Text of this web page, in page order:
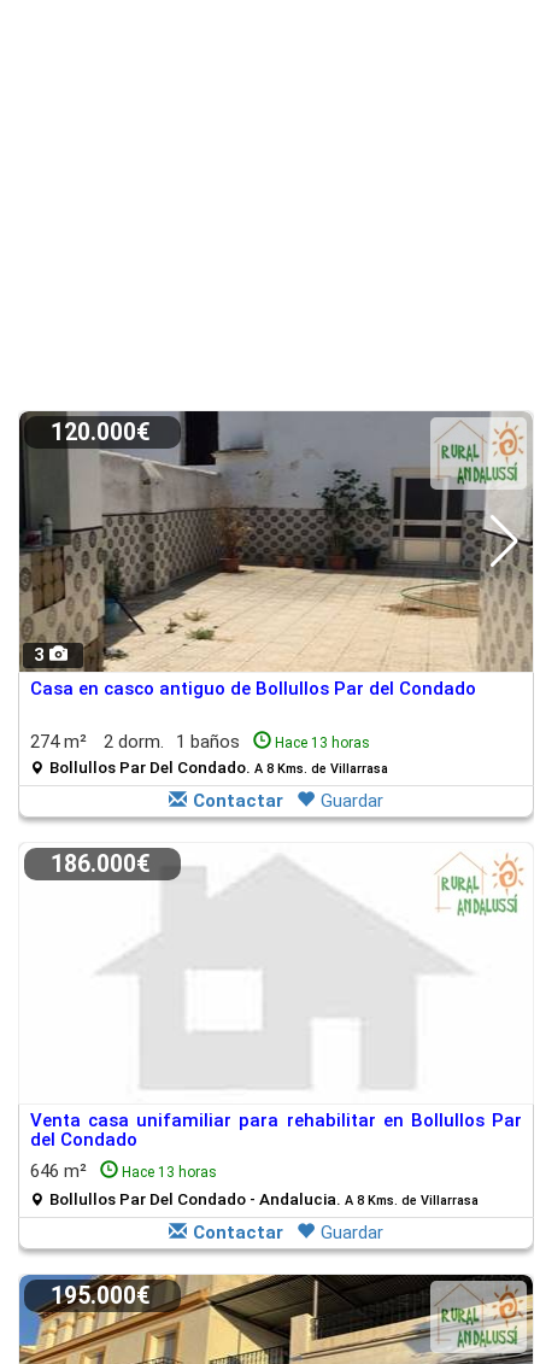
3
120.000€
Casa en casco antiguo de Bollullos Par del Condado
274 m² 2 dorm. 1 baños Hace 13 horas
Bollullos Par Del Condado. A 8 Kms. de Villarrasa
Contactar Guardar
186.000€
Venta casa unifamiliar para rehabilitar en Bollullos Par
del Condado
646 m²
Hace 13 horas
Bollullos Par Del Condado - Andalucia. A 8 Kms. de Villarrasa
Contactar Guardar
195.000€